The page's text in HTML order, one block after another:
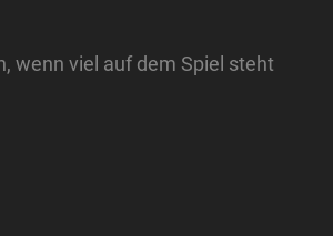
wenn viel auf dem Spiel steht